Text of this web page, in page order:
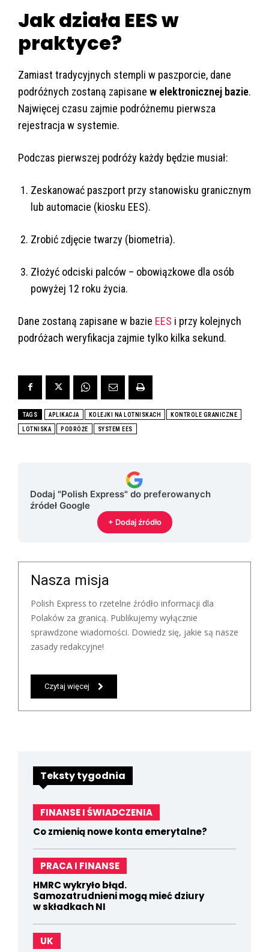
Jak działa EES w
praktyce?
Zamiast tradycyjnych stempli w paszporcie, dane
podróżnych zostaną zapisane w elektronicznej bazie.
Najwięcej czasu zajmie podróżnemu pierwsza
rejestracja w systemie.
Podczas pierwszej podróży każdy będzie musiał:
Zeskanować paszport przy stanowisku granicznym
lub automacie (kiosku EES).
Zrobić zdjęcie twarzy (biometria).
Złożyć odciski palców – obowiązkowe dla osób
powyżej 12 roku życia.
Dane zostaną zapisane w bazie EES i przy kolejnych
podróżach weryfikacja zajmie tylko kilka sekund.
TAGS APLIKACJA KOLEJKI NA LOTNISKACH KONTROLE GRANICZNE
LOTNISKA PODRÓŻE SYSTEM EES
Dodaj "Polish Express" do preferowanych
źródeł Google
+ Dodaj źródło
Nasza misja
Polish Express to rzetelne źródło informacji dla
Polaków za granicą. Publikujemy wyłącznie
sprawdzone wiadomości. Dowiedz się, jakie są nasze
zasady redakcyjne!
Czytaj więcej
Teksty tygodnia
FINANSE I ŚWIADCZENIA
Co zmienią nowe konta emerytalne?
PRACA I FINANSE
HMRC wykryło błąd.
Samozatrudnieni mogą mieć dziury
w składkach NI
UK